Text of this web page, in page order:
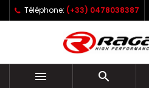
Téléphone: (+33) 0478038387
 